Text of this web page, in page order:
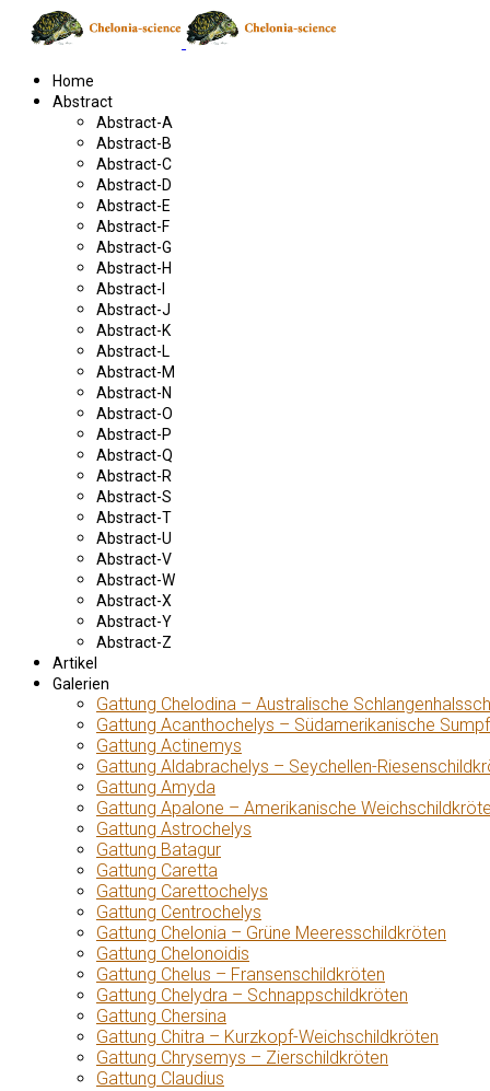
Home
Abstract
Abstract-A
Abstract-B
Abstract-C
Abstract-D
Abstract-E
Abstract-F
Abstract-G
Abstract-H
Abstract-I
Abstract-J
Abstract-K
Abstract-L
Abstract-M
Abstract-N
Abstract-O
Abstract-P
Abstract-Q
Abstract-R
Abstract-S
Abstract-T
Abstract-U
Abstract-V
Abstract-W
Abstract-X
Abstract-Y
Abstract-Z
Artikel
Galerien
Gattung Chelodina – Australische
Gattung Acanthochelys – Südamerikanische
Gattung Actinemys
Gattung Aldabrachelys – Seychellen-
Gattung Amyda
Gattung Apalone – Amerikanische
Gattung Astrochelys
Gattung Batagur
Gattung Caretta
Gattung Carettochelys
Gattung Centrochelys
Gattung Chelonia – Grüne Meeresschildkröten
Gattung Chelonoidis
Gattung Chelus – Fransenschildkröten
Gattung Chelydra – Schnappschildkröten
Gattung Chersina
Gattung Chitra – Kurzkopf-Weichschildkröten
Gattung Chrysemys – Zierschildkröten
Gattung Claudius